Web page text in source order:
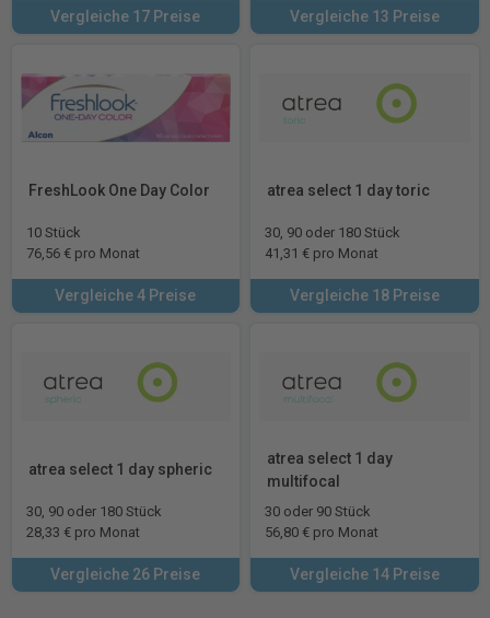
Vergleiche 17 Preise Vergleiche 13 Preise
FreshLook One Day Color
10 Stück
76,56 € pro Monat
Vergleiche 4 Preise
atrea select 1 day toric
30, 90 oder 180 Stück
41,31 € pro Monat
Vergleiche 18 Preise
atrea select 1 day spheric
30, 90 oder 180 Stück
28,33 € pro Monat
Vergleiche 26 Preise
atrea select 1 day
multifocal
30 oder 90 Stück
56,80 € pro Monat
Vergleiche 14 Preise